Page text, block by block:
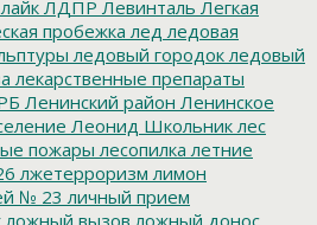
лайк ЛДПР Левинталь Легкая
пробежка лед ледовая
ледовый городок ледовый
лекарственные препараты
Ленинский район Ленинское
Леонид Школьник лес
пожары лесопилка летние
лжетерроризм лимон
№ 23 личный прием
ложный вызов ложный донос